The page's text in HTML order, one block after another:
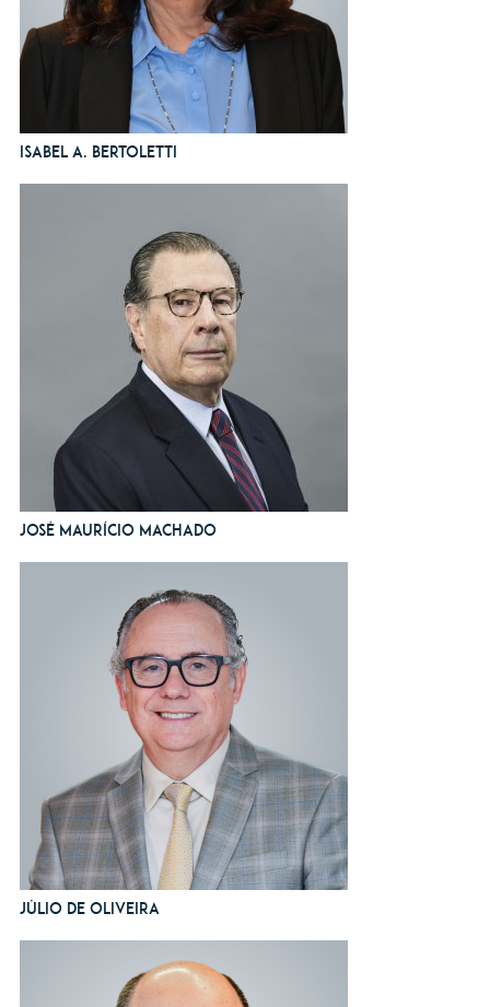
Isabel A. Bertoletti
José Maurício Machado
Júlio de Oliveira